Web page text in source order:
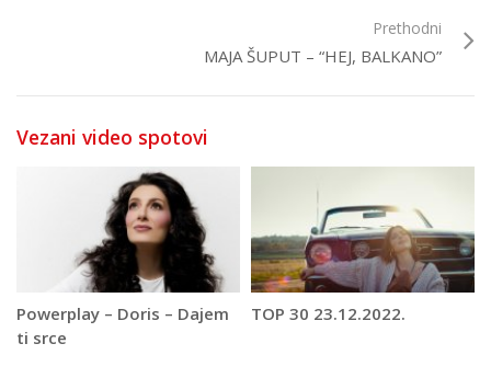
Prethodni
MAJA ŠUPUT – “HEJ, BALKANO”
Vezani video spotovi
Powerplay – Doris – Dajem
ti srce
TOP 30 23.12.2022.